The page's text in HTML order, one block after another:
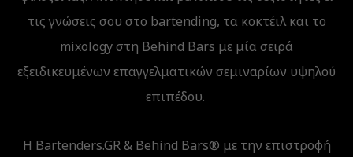
τις γνώσεις σου στο bartending, τα κοκτέιλ και το
mixology στη Behind Bars με μία σειρά
εξειδικευμένων επαγγελματικών σεμιναρίων υψηλού
επιπέδου.
Η Bartenders.GR & Behind Bars® με την επιστροφή